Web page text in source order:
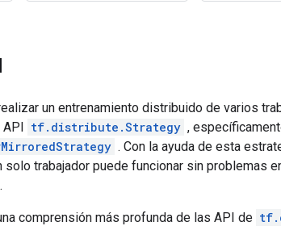
un entrenamiento distribuido de varios
API tf.distribute.Strategy ,
. Con la ayuda de esta
solo trabajador puede funcionar sin problemas
comprensión más profunda de las API de